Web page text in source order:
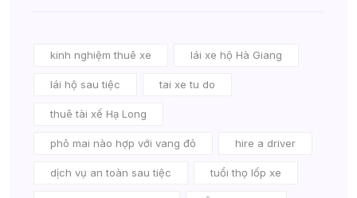
kinh nghiệm thuê xe lái xe hộ Hà Giang
lái hộ sau tiệc tai xe tu do
thuê tài xế Hạ Long
phô mai nào hợp với vang đỏ hire a driver
dịch vụ an toàn sau tiệc tuổi thọ lốp xe